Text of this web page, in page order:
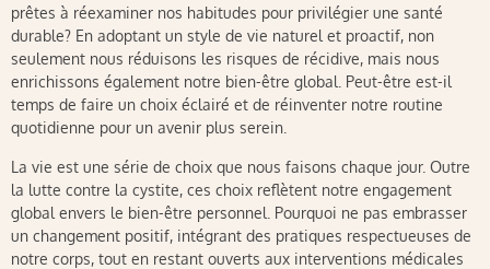
prêtes à réexaminer nos habitudes pour privilégier une santé
durable? En adoptant un style de vie naturel et proactif, non
seulement nous réduisons les risques de récidive, mais nous
enrichissons également notre bien-être global. Peut-être est-il
temps de faire un choix éclairé et de réinventer notre routine
quotidienne pour un avenir plus serein.
La vie est une série de choix que nous faisons chaque jour. Outre
la lutte contre la cystite, ces choix reflètent notre engagement
global envers le bien-être personnel. Pourquoi ne pas embrasser
un changement positif, intégrant des pratiques respectueuses de
notre corps, tout en restant ouverts aux interventions médicales